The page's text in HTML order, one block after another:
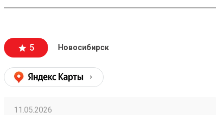
5 Новосибирск
11.05.2026